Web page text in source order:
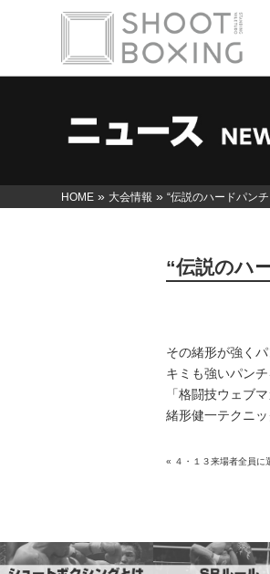
HOME » 大会情報 »“伝説のハードパン
“伝説のハ
その緒形が強く
キミも強いパン
「格闘技ウェブ
緒形健一テクニ
« ４・１３来場者全員に